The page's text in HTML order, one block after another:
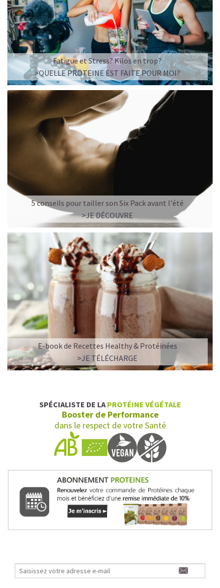
Imaginez un caramel fondant qui se mêle à un café
frappé crémeux, sans sucre raffiné et boosté en
protéines végétales.
C’est la boisson plaisir par excellence — celle qui
réconcilie dessert glacé et nutrition.
Résultat : un corps rassasié, une énergie durable, et zéro
fringale. Pour les gourmands qui veulent se faire plaisir
sans sacrifier leurs objectifs.
Découvrir le Café frappé au Caramel Protéiné
🍫 MOCHA GLACÉ PROTÉINÉ
L’ALLIANCE PARFAITE ENTRE PLAISIR ET
PERFORMANCE
Cacao pur, café expresso et lait végétal fusionnent dans
une boisson veloutée et énergisante.
Une vraie caresse chocolatée, riche en protéines, léger
pour ne jamais peser.
Pour les accros au chocolat qui veulent booster leurs
journées avec goût et équilibre.
Mocha Glacé Protéiné
🍵 MATCHA LATTE GLACÉ
Fatigue et Stress? Kilos en trop?
>QUELLE PROTEINE EST FAITE POUR MOI?
5 conseils pour tailler son Six Pack avant l'été
>JE DÉCOUVRE
E-book de Recettes Healthy & Protéinées
>JE TÉLÉCHARGE
SPÉCIALISTE DE LA PROTÉINE VÉGÉTALE
Booster de Performance
dans le respect de votre Santé